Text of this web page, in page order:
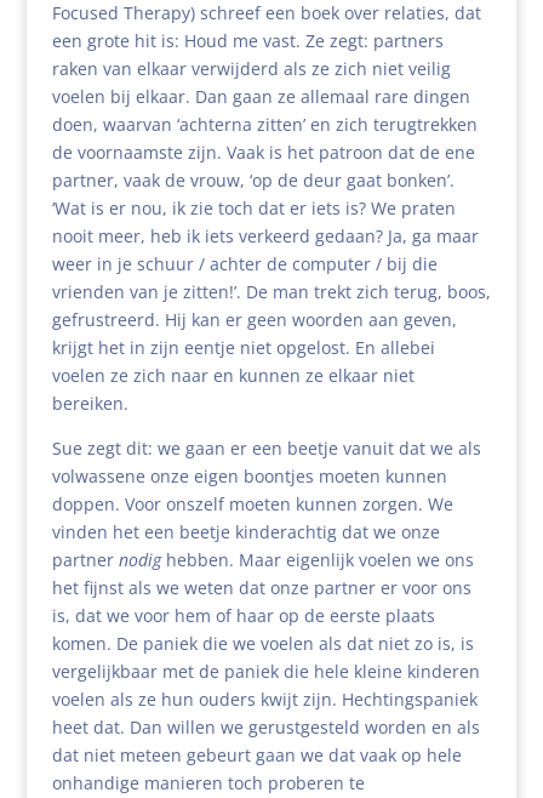
Focused Therapy) schreef een boek over relaties, dat
een grote hit is: Houd me vast. Ze zegt: partners
raken van elkaar verwijderd als ze zich niet veilig
voelen bij elkaar. Dan gaan ze allemaal rare dingen
doen, waarvan ‘achterna zitten’ en zich terugtrekken
de voornaamste zijn. Vaak is het patroon dat de ene
partner, vaak de vrouw, ‘op de deur gaat bonken’.
‘Wat is er nou, ik zie toch dat er iets is? We praten
nooit meer, heb ik iets verkeerd gedaan? Ja, ga maar
weer in je schuur / achter de computer / bij die
vrienden van je zitten!’. De man trekt zich terug, boos,
gefrustreerd. Hij kan er geen woorden aan geven,
krijgt het in zijn eentje niet opgelost. En allebei
voelen ze zich naar en kunnen ze elkaar niet
bereiken.
Sue zegt dit: we gaan er een beetje vanuit dat we als
volwassene onze eigen boontjes moeten kunnen
doppen. Voor onszelf moeten kunnen zorgen. We
vinden het een beetje kinderachtig dat we onze
partner nodighebben. Maar eigenlijk voelen we ons
het fijnst als we weten dat onze partner er voor ons
is, dat we voor hem of haar op de eerste plaats
komen. De paniek die we voelen als dat niet zo is, is
vergelijkbaar met de paniek die hele kleine kinderen
voelen als ze hun ouders kwijt zijn. Hechtingspaniek
heet dat. Dan willen we gerustgesteld worden en als
dat niet meteen gebeurt gaan we dat vaak op hele
onhandige manieren toch proberen te